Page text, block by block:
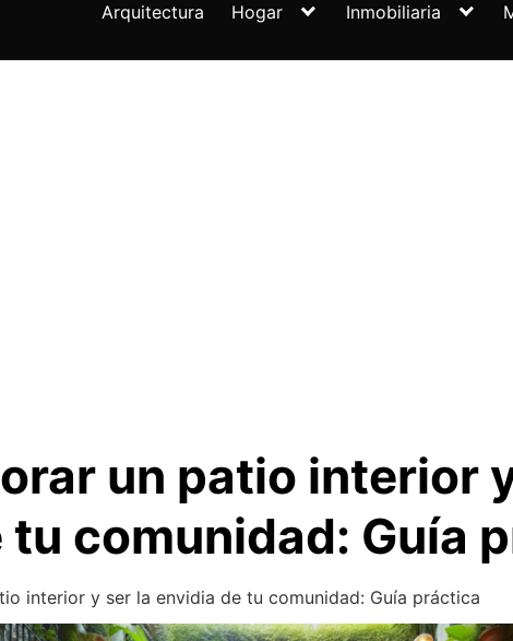
Arquitectura Hogar Inmobiliaria
un patio interior
tu comunidad: Guía
interior y ser la envidia de tu comunidad: Guía práctica